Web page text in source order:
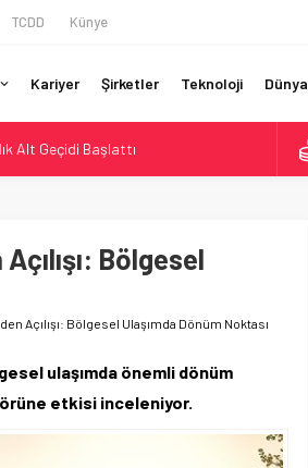
TCDD Künye
Kariyer Şirketler Teknoloji Dünya
Alt Geçidi Başlattı
Tahliye Faciayı Önledi
2026’da Yolda
2031’e Kadar Tamamlayacak
Bölgesel
Açılışı: Bölgesel Ulaşımda Dönüm Noktası
ulaşımda önemli dönüm
etkisi inceleniyor.